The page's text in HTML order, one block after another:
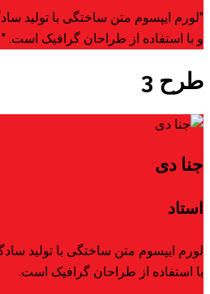
"لورم ایپسوم متن ساختگی با تولید
و با استفاده از طراحان گرافیک است. "
طرح 3
جنا دی
استاد
لورم ایپسوم متن ساختگی با تولید
با استفاده از طراحان گرافیک است.